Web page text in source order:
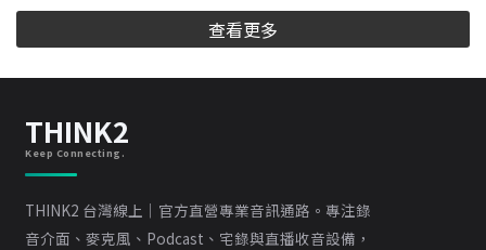
查看更多
THINK2
Keep Connecting.
THINK2 台灣線上｜官方直營專業音訊通路。專注錄
音介面、麥克風、Podcast、宅錄與直播收音設備，